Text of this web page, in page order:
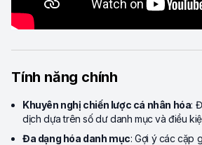
Tính năng chính
Khuyên nghị chiến lược cá nhân hóa:
dịch dựa trên số dư danh mục và điều
Đa dạng hóa danh mục: Gợi ý các cặp